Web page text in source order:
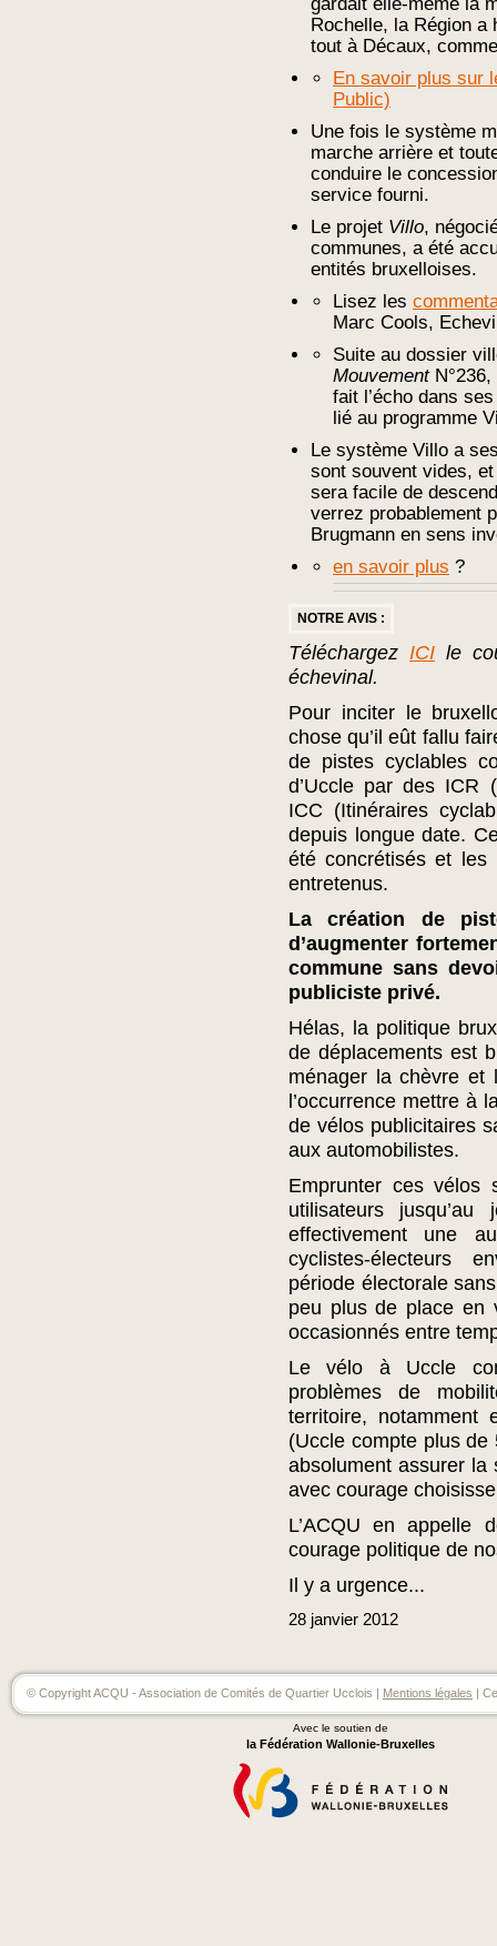
Rochelle, la Région a
tout à Décaux,
En savoir plus sur
Public)
Une fois le système
marche arrière et
conduire le
service fourni.
Le projet Villo,
communes, a été
entités bruxelloises.
Lisez les
Marc Cools,
Suite au dossier
MouvementN°236,
fait l’écho dans
lié au programme
Le système Villo a
sont souvent vides,
sera facile de
verrez probablement
Brugmann en sens
en savoir plus ?
NOTRE AVIS :
TéléchargezICI le
échevinal.
Pour inciter le
chose qu’il eût fallu
de pistes cyclables
d’Uccle par des ICR
ICC (Itinéraires
depuis longue date.
été concrétisés et les
entretenus.
La création de
d’augmenter
commune sans
publiciste privé.
Hélas, la politique
de déplacements est
ménager la chèvre et
l’occurrence mettre à
de vélos publicitaires
aux automobilistes.
Emprunter ces
utilisateurs
effectivement une
cyclistes-électeurs
période électorale
peu plus de place en
occasionnés entre
Le vélo à Uccle
problèmes de
territoire, notamment
(Uccle compte plus
absolument assurer la
avec courage
L’ACQU en appelle
courage politique de
Il y a urgence...
28 janvier 2012
© Copyright ACQU - Association de Comités de Quartier Ucclois | Mentions légales |
Avec le soutien de
la Fédération Wallonie-Bruxelles